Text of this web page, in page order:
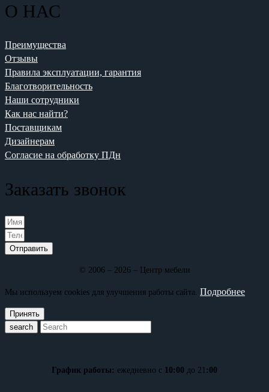
О НАС
Преимущества
Отзывы
Правила эксплуатации, гарантия
Благотворительность
Наши сотрудники
Как нас найти?
Поставщикам
Дизайнерам
Согласие на обработку ПДн
Заказать звонок
Отправить
© 2006 – 2026 – Центр мебели
Мы используем cookies для улучшения работы сайта. Подробнее
Принять
search
График работы: ежедневно с 10:00 до 21 :00